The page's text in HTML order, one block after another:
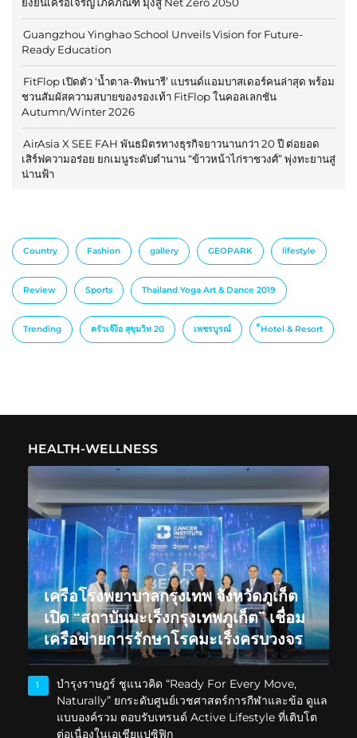
Guangzhou Yinghao School Unveils Vision for Future-
Ready Education
FitFlop เปิดตัว ‘น้ำตาล-ทิพนารี’ แบรนด์แอมบาสเดอร์คนล่าสุด พร้อม
ชวนสัมผัสความสบายของรองเท้า FitFlop ในคอลเลกชัน
Autumn/Winter 2026
AirAsia X SEE FAH พันธมิตรทางธุรกิจยาวนานกว่า 20 ปี ต่อยอด
เสิร์ฟความอร่อย ยกเมนูระดับตำนาน “ข้าวหน้าไก่ราชวงศ์” พุ่งทะยานสู่
น่านฟ้า
Country Fashion gallery GEOPARK lifestyle
Review Sports Thailand Yoga Art & Dance 2019
Trending ครัวเจ๊ง้อ สุขุมวิท 20 เพชรบูรณ์ ็Hotel & Resort
HEALTH-WELLNESS
เครือโรงพยาบาลกรุงเทพ จังหวัดภูเก็ต
เปิด “สถาบันมะเร็งกรุงเทพภูเก็ต” เชื่อม
เครือข่ายการรักษาโรคมะเร็งครบวงจร
1
บำรุงราษฎร์ ชูแนวคิด “Ready For Every Move,
Naturally” ยกระดับศูนย์เวชศาสตร์การกีฬาและข้อ ดูแล
แบบองค์รวม ตอบรับเทรนด์ Active Lifestyle ที่เติบโต
ต่อเนื่องในเอเชียแปซิฟิก